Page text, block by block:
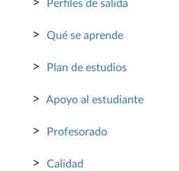
> Perfiles de salida
> Qué se aprende
> Plan de estudios
> Apoyo al estudiante
> Profesorado
> Calidad